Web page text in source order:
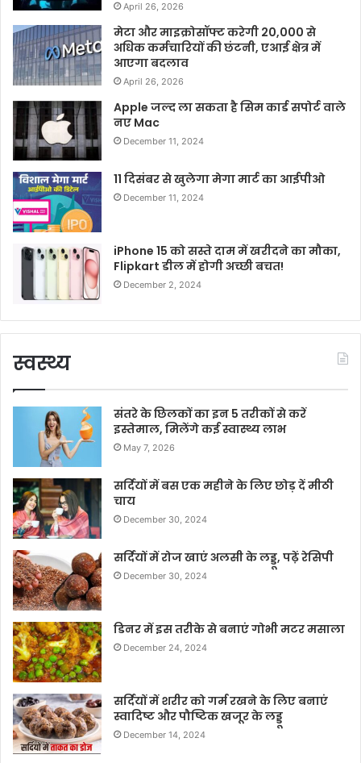
April 26, 2026
मेटा और माइक्रोसॉफ्ट करेगी 20,000 से
अधिक कर्मचारियों की छंटनी, एआई क्षेत्र में
आएगा बदलाव
April 26, 2026
Apple जल्द ला सकता है सिम कार्ड सपोर्ट वाले
नए Mac
December 11, 2024
11 दिसंबर से खुलेगा मेगा मार्ट का आईपीओ
December 11, 2024
iPhone 15 को सस्ते दाम में खरीदने का मौका,
Flipkart डील में होगी अच्छी बचत!
December 2, 2024
स्वस्थ्य
संतरे के छिलकों का इन 5 तरीकों से करें
इस्तेमाल, मिलेंगे कई स्वास्थ्य लाभ
May 7, 2026
सर्दियों में बस एक महीने के लिए छोड़ दें मीठी
चाय
December 30, 2024
सर्दियों में रोज खाएं अलसी के लड्डू, पढ़ें रेसिपी
December 30, 2024
डिनर में इस तरीके से बनाएं गोभी मटर मसाला
December 24, 2024
सर्दियों में शरीर को गर्म रखने के लिए बनाएं
स्वादिष्ट और पौष्टिक खजूर के लड्डू
December 14, 2024